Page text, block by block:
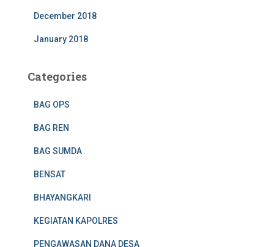
December 2018
January 2018
Categories
BAG OPS
BAG REN
BAG SUMDA
BENSAT
BHAYANGKARI
KEGIATAN KAPOLRES
PENGAWASAN DANA DESA